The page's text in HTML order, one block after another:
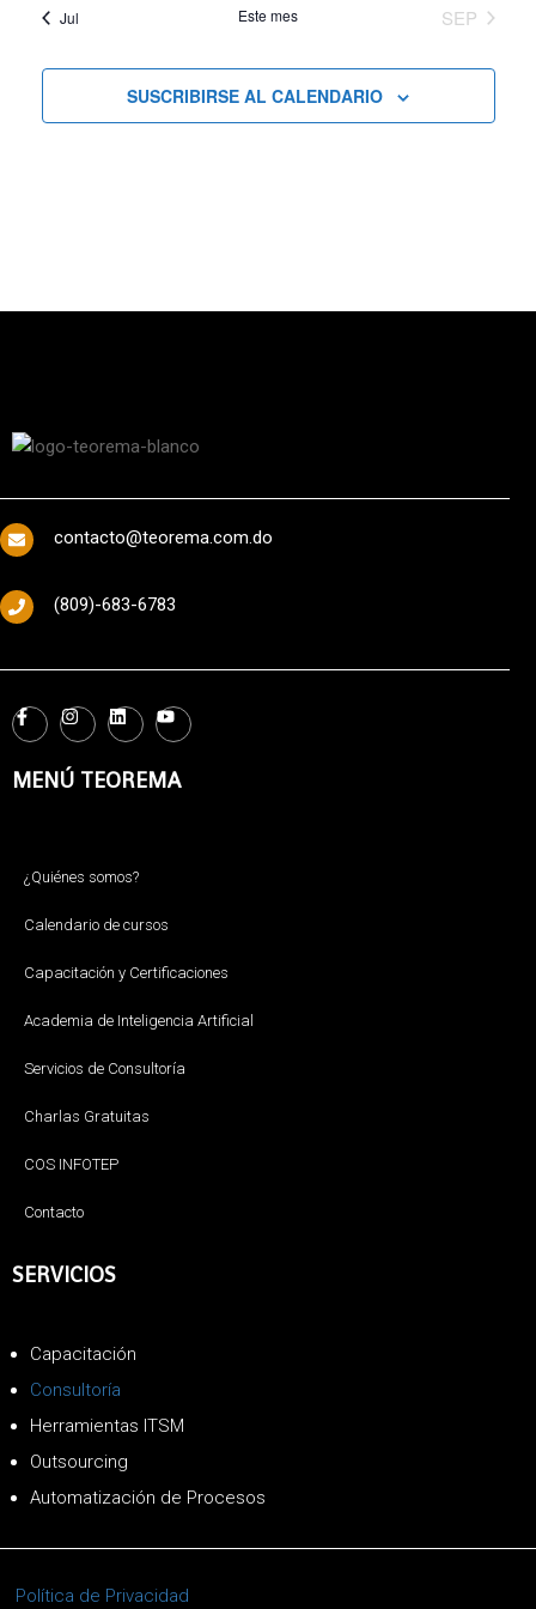
Jul Este mes SEP
SUSCRIBIRSE AL CALENDARIO
contacto@teorema.com.do
(809)-683-6783
MENÚ TEOREMA
¿Quiénes somos?
Calendario de cursos
Capacitación y Certificaciones
Academia de Inteligencia Artificial
Servicios de Consultoría
Charlas Gratuitas
COS INFOTEP
Contacto
SERVICIOS
Capacitación
Consultoría
Herramientas ITSM
Outsourcing
Automatización de Procesos
Política de Privacidad